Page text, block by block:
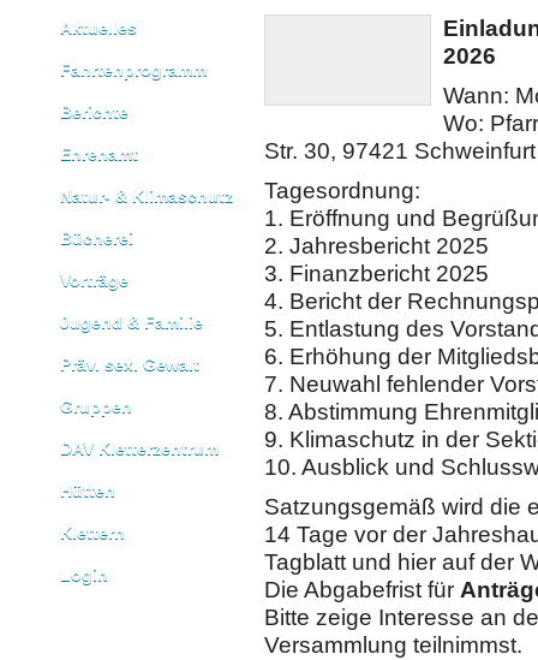
Aktuelles
Fahrtenprogramm
Berichte
Ehrenamt
Natur- & Klimaschutz
Bücherei
Vorträge
Jugend & Familie
Präv. sex. Gewalt
Gruppen
DAV Kletterzentrum
Hütten
Klettern
Login
2026
Wann:
Wo:
Str. 30, 97421 Schweinfurt
Tagesordnung:
1. Eröffnung und
2. Jahresbericht 2025
3. Finanzbericht 2025
4. Bericht der
5. Entlastung des
6. Erhöhung der
7. Neuwahl fehlender
8. Abstimmung
9. Klimaschutz in der
10. Ausblick und
Satzungsgemäß wird die
14 Tage vor der
Tagblatt und hier auf der
Die Abgabefrist für
Bitte zeige Interesse an
Versammlung teilnimmst.